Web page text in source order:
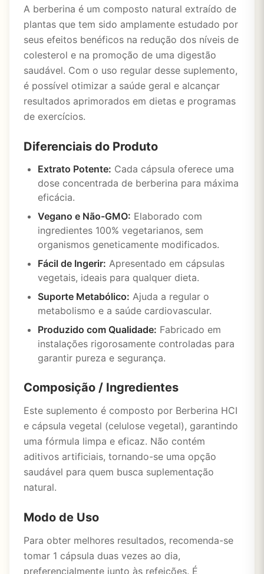
A berberina é um composto natural extraído de
plantas que tem sido amplamente estudado por
seus efeitos benéficos na redução dos níveis de
colesterol e na promoção de uma digestão
saudável. Com o uso regular desse suplemento,
é possível otimizar a saúde geral e alcançar
resultados aprimorados em dietas e programas
de exercícios.
Diferenciais do Produto
Extrato Potente: Cada cápsula oferece uma
dose concentrada de berberina para máxima
eficácia.
Vegano e Não-GMO: Elaborado com
ingredientes 100% vegetarianos, sem
organismos geneticamente modificados.
Fácil de Ingerir: Apresentado em cápsulas
vegetais, ideais para qualquer dieta.
Suporte Metabólico: Ajuda a regular o
metabolismo e a saúde cardiovascular.
Produzido com Qualidade: Fabricado em
instalações rigorosamente controladas para
garantir pureza e segurança.
Composição / Ingredientes
Este suplemento é composto por Berberina HCI
e cápsula vegetal (celulose vegetal), garantindo
uma fórmula limpa e eficaz. Não contém
aditivos artificiais, tornando-se uma opção
saudável para quem busca suplementação
natural.
Modo de Uso
Para obter melhores resultados, recomenda-se
tomar 1 cápsula duas vezes ao dia,
preferencialmente junto às refeições. É